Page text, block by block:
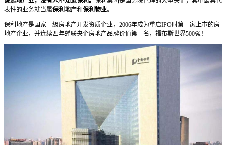
表性的业务就当属保利地产和保利物业。
保利地产是国家一级房地产开发资质企业，2006年成为重启IPO时第一家上市的房
地产企业，并连续四年蝉联央企房地产品牌价值第一名，福布斯世界500强！